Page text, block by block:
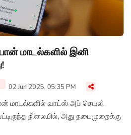
மாடல்களில் இனி
02 Jun 2025, 05:35 PM
மாடல்களில் வாட்ஸ் அப் செயலி
நிலையில், அது நடைமுறைக்கு